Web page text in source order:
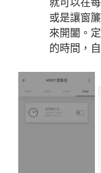
就可以在
或是讓窗
來開闔。
的時間，